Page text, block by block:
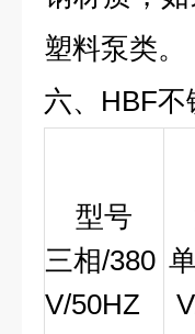
塑料泵类。
六、HBF
型号
三相/380
V/50HZ